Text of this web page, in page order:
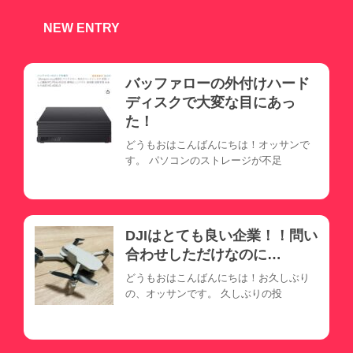
NEW ENTRY
バッファローの外付けハード
ディスクで大変な目にあっ
た！
どうもおはこんばんにちは！オッサンで
す。 パソコンのストレージが不足
DJIはとても良い企業！！問い
合わせしただけなのに…
どうもおはこんばんにちは！お久しぶり
の、オッサンです。 久しぶりの投